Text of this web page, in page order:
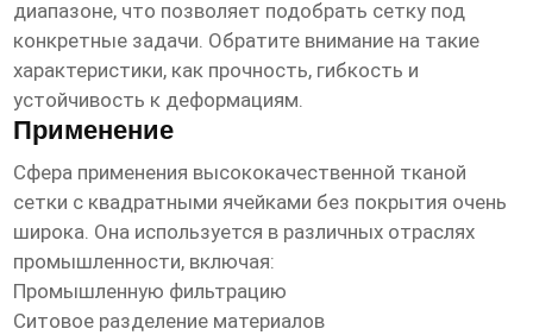
диапазоне, что позволяет подобрать сетку под
конкретные задачи. Обратите внимание на такие
характеристики, как прочность, гибкость и
устойчивость к деформациям.
Применение
Сфера применения высококачественной тканой
сетки с квадратными ячейками без покрытия очень
широка. Она используется в различных отраслях
промышленности, включая:
Промышленную фильтрацию
Ситовое разделение материалов